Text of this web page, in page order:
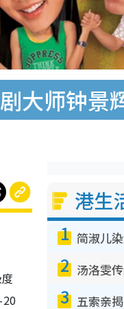
大师钟景
20
港生
1
2
3